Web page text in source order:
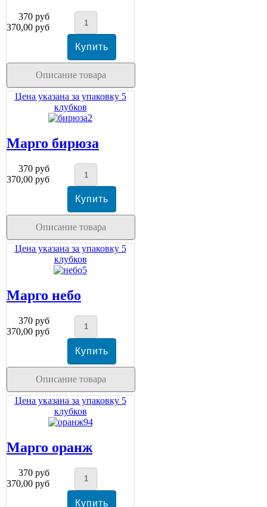
370 руб
370,00 руб
Описание товара
Цена указана за упаковку 5
клубков
Марго бирюза
370 руб
370,00 руб
Описание товара
Цена указана за упаковку 5
клубков
Марго небо
370 руб
370,00 руб
Описание товара
Цена указана за упаковку 5
клубков
Марго оранж
370 руб
370,00 руб